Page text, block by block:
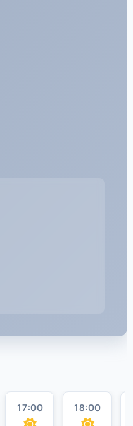
17:00 18:00